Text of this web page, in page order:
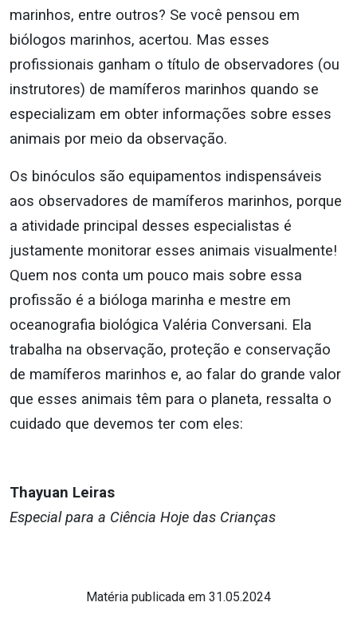
marinhos, entre outros? Se você pensou em
biólogos marinhos, acertou. Mas esses
profissionais ganham o título de observadores (ou
instrutores) de mamíferos marinhos quando se
especializam em obter informações sobre esses
animais por meio da observação.
Os binóculos são equipamentos indispensáveis
aos observadores de mamíferos marinhos, porque
a atividade principal desses especialistas é
justamente monitorar esses animais visualmente!
Quem nos conta um pouco mais sobre essa
profissão é a bióloga marinha e mestre em
oceanografia biológica Valéria Conversani. Ela
trabalha na observação, proteção e conservação
de mamíferos marinhos e, ao falar do grande valor
que esses animais têm para o planeta, ressalta o
cuidado que devemos ter com eles:
Thayuan Leiras
Especial para a Ciência Hoje das Crianças
Matéria publicada em 31.05.2024